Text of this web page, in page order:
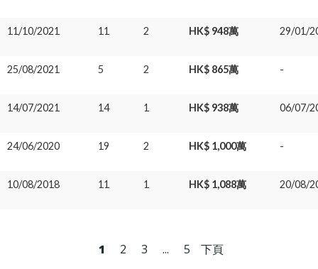
11/10/2021 11 2 HK$ 948萬 29/01/
25/08/2021 5 2 HK$ 865萬 -
14/07/2021 14 1 HK$ 938萬 06/07/
24/06/2020 19 2 HK$ 1,000萬 -
10/08/2018 11 1 HK$ 1,088萬 20/08/
1 2 3 ... 5 下頁